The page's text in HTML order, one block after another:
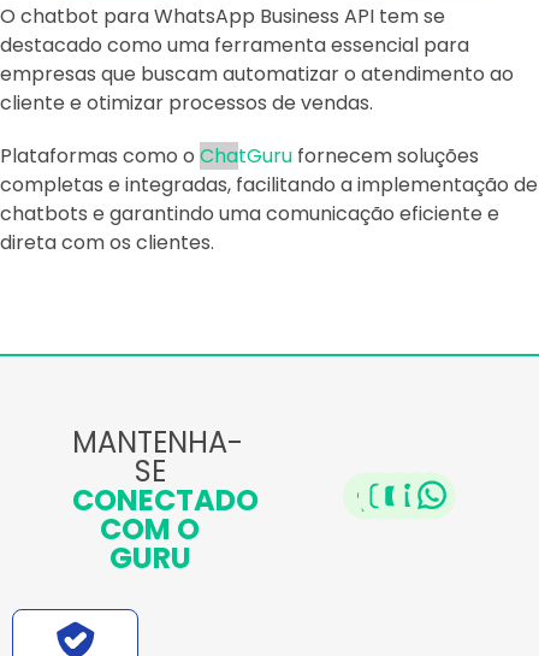
O chatbot para WhatsApp Business API tem se
destacado como uma ferramenta essencial para
empresas que buscam automatizar o atendimento ao
cliente e otimizar processos de vendas.
Plataformas como o ChatGuru fornecem soluções
completas e integradas, facilitando a implementação de
chatbots e garantindo uma comunicação eficiente e
direta com os clientes.
MANTENHA-
SE
CONECTADO
COM O
GURU